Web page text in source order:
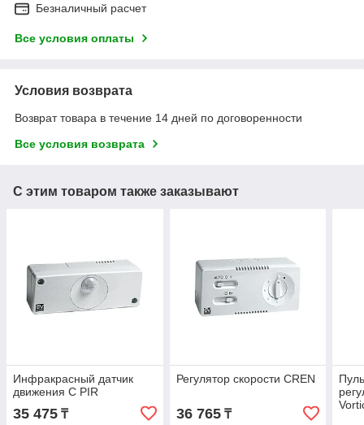
Безналичный расчет
Все условия оплаты
Условия возврата
Возврат товара в течение 14 дней по договоренности
Все условия возврата
С этим товаром также заказывают
Инфракрасный датчик
движения C PIR
35 475 ₸
Регулятор скорости CREN
36 765₸